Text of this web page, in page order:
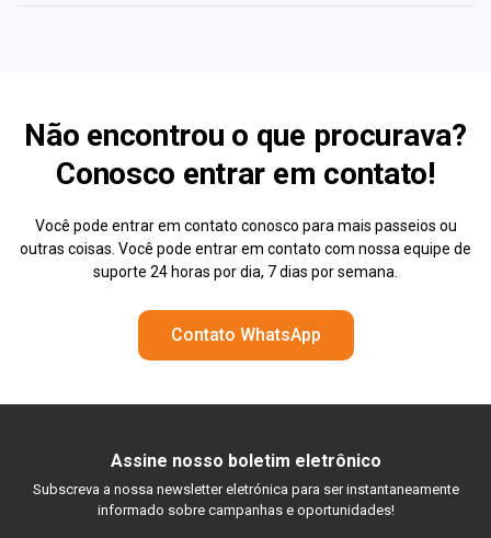
Não encontrou o que procurava?
Conosco entrar em contato!
Você pode entrar em contato conosco para mais passeios ou
outras coisas. Você pode entrar em contato com nossa equipe de
suporte 24 horas por dia, 7 dias por semana.
Contato WhatsApp
Assine nosso boletim eletrônico
Subscreva a nossa newsletter eletrónica para ser instantaneamente
informado sobre campanhas e oportunidades!